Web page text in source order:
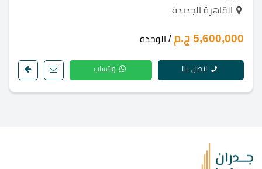
القاهرة الجديدة
5,600,000 ج.م / الوحدة
اتصل بنا واتساب